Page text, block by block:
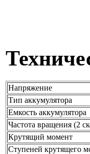
Напряжение
Тип аккумулятора
Емкость аккумулятора
Частота вращения (2
Крутящий момент
Ступеней крутящего